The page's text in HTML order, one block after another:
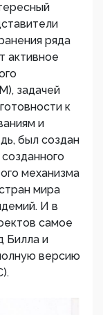
ряда
активное
задачей
к
и
был создан
механизма
мира
И в
самое
Билла и
версию